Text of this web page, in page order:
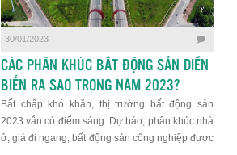
30/01/2023
CÁC PHÂN KHÚC BẤT ĐỘNG SẢN DIỄN
BIẾN RA SAO TRONG NĂM 2023?
Bất chấp khó khăn, thị trường bất động sản
2023 vẫn có điểm sáng. Dự báo, phân khúc nhà
ở, giá đi ngang, bất động sản công nghiệp được